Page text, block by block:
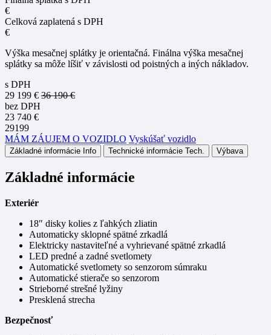
€
Celková zaplatená s DPH
€
Výška mesačnej splátky je orientačná. Finálna výška mesačnej
splátky sa môže líšiť v závislosti od poistných a iných nákladov.
s DPH
29 199 € 36 190 €
bez DPH
23 740 €
29199
MÁM ZÁUJEM O VOZIDLO Vyskúšať vozidlo
Základné informácie Info Technické informácie Tech. Výbava
Základné informácie
Exteriér
18″ disky kolies z ľahkých zliatin
Automaticky sklopné spätné zrkadlá
Elektricky nastaviteľné a vyhrievané spätné zrkadlá
LED predné a zadné svetlomety
Automatické svetlomety so senzorom súmraku
Automatické stierače so senzorom
Strieborné strešné lyžiny
Presklená strecha
Bezpečnosť